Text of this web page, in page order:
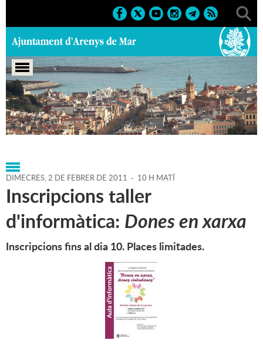
Portada > Agenda > 02-02-
2011 > Marcs > Societat > 2011 > Cursos
DIMECRES,2 DE FEBRER DE 2011 - 10 H MATÍ
Inscripcions taller
d'informàtica: Dones en xarxa
Inscripcions fins al dia 10. Places limitades.